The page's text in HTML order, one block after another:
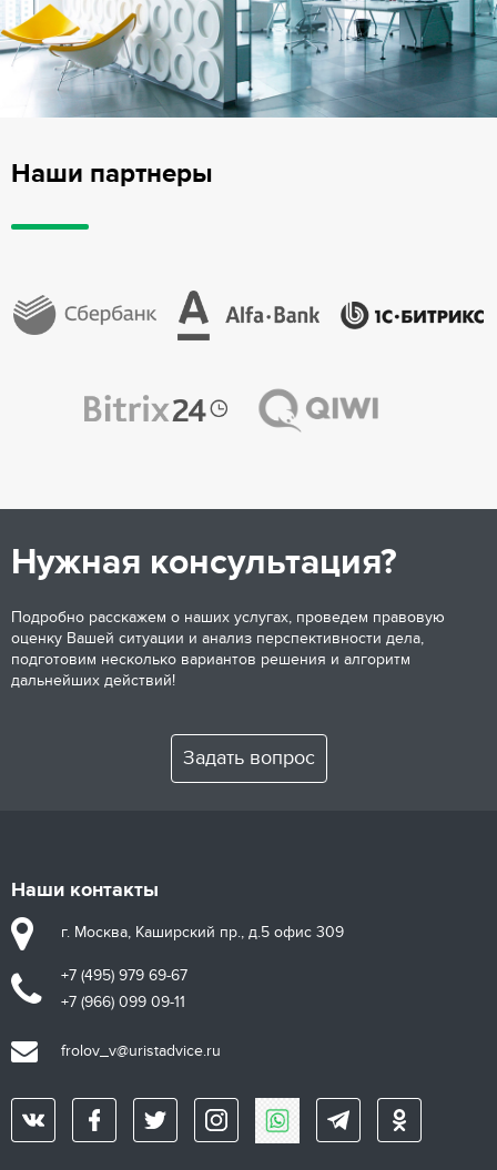
Наши партнеры
Нужная консультация?
Подробно расскажем о наших услугах, проведем правовую
оценку Вашей ситуации и анализ перспективности дела,
подготовим несколько вариантов решения и алгоритм
дальнейших действий!
Задать вопрос
Наши контакты
г. Москва, Каширский пр., д.5 офис 309
+7 (495) 979 69-67
+7 (966) 099 09-11
frolov_v@uristadvice.ru